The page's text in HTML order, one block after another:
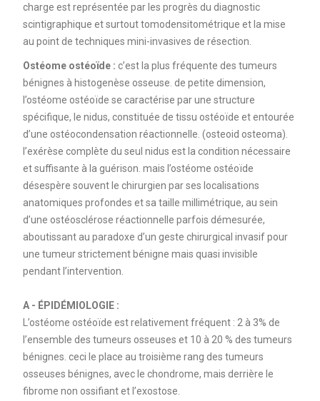
charge est représentée par les progrès du diagnostic
scintigraphique et surtout tomodensitométrique et la mise
au point de techniques mini-invasives de résection.
Ostéome ostéoïde : c’est la plus fréquente des tumeurs
bénignes à histogenèse osseuse. de petite dimension,
l’ostéome ostéoïde se caractérise par une structure
spécifique, le nidus, constituée de tissu ostéoïde et entourée
d’une ostéocondensation réactionnelle. (osteoid osteoma).
l’exérèse complète du seul nidus est la condition nécessaire
et suffisante à la guérison. mais l’ostéome ostéoïde
désespère souvent le chirurgien par ses localisations
anatomiques profondes et sa taille millimétrique, au sein
d’une ostéosclérose réactionnelle parfois démesurée,
aboutissant au paradoxe d’un geste chirurgical invasif pour
une tumeur strictement bénigne mais quasi invisible
pendant l’intervention.
A - ÉPIDÉMIOLOGIE :
L’ostéome ostéoïde est relativement fréquent : 2 à 3% de
l’ensemble des tumeurs osseuses et 10 à 20 % des tumeurs
bénignes. ceci le place au troisième rang des tumeurs
osseuses bénignes, avec le chondrome, mais derrière le
fibrome non ossifiant et l’exostose.